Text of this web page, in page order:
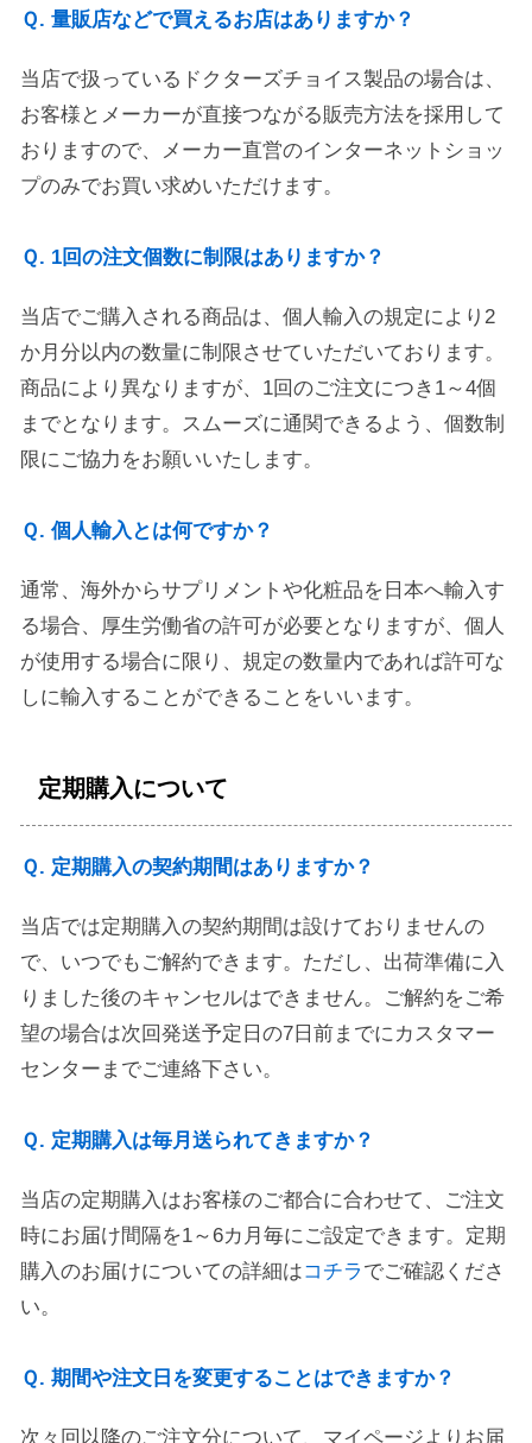
Ｑ. 量販店などで買えるお店はありますか？
当店で扱っているドクターズチョイス製品の場合は、
お客様とメーカーが直接つながる販売方法を採用して
おりますので、メーカー直営のインターネットショッ
プのみでお買い求めいただけます。
Ｑ. 1回の注文個数に制限はありますか？
当店でご購入される商品は、個人輸入の規定により2
か月分以内の数量に制限させていただいております。
商品により異なりますが、1回のご注文につき1～4個
までとなります。スムーズに通関できるよう、個数制
限にご協力をお願いいたします。
Ｑ. 個人輸入とは何ですか？
通常、海外からサプリメントや化粧品を日本へ輸入す
る場合、厚生労働省の許可が必要となりますが、個人
が使用する場合に限り、規定の数量内であれば許可な
しに輸入することができることをいいます。
定期購入について
Ｑ. 定期購入の契約期間はありますか？
当店では定期購入の契約期間は設けておりませんの
で、いつでもご解約できます。ただし、出荷準備に入
りました後のキャンセルはできません。ご解約をご希
望の場合は次回発送予定日の7日前までにカスタマー
センターまでご連絡下さい。
Ｑ. 定期購入は毎月送られてきますか？
当店の定期購入はお客様のご都合に合わせて、ご注文
時にお届け間隔を1～6カ月毎にご設定できます。定期
購入のお届けについての詳細はコチラ でご確認くださ
い。
Ｑ. 期間や注文日を変更することはできますか？
次々回以降のご注文分について、マイページよりお届